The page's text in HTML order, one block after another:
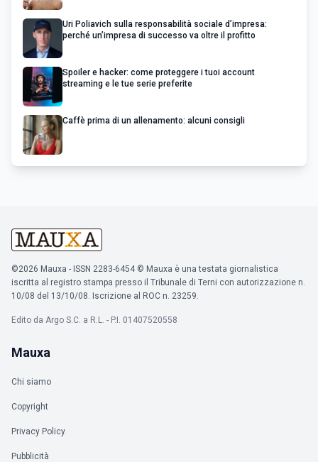
Uri Poliavich sulla responsabilità sociale d’impresa:
perché un’impresa di successo va oltre il profitto
Spoiler e hacker: come proteggere i tuoi account
streaming e le tue serie preferite
Caffè prima di un allenamento: alcuni consigli
©2026 Mauxa - ISSN 2283-6454 © Mauxa è una testata giornalistica
iscritta al registro stampa presso il Tribunale di Terni con autorizzazione n.
10/08 del 13/10/08. Iscrizione al ROC n. 23259.
Edito da Argo S.C. a R.L. - P.I. 01407520558
Mauxa
Chi siamo
Copyright
Privacy Policy
Pubblicità